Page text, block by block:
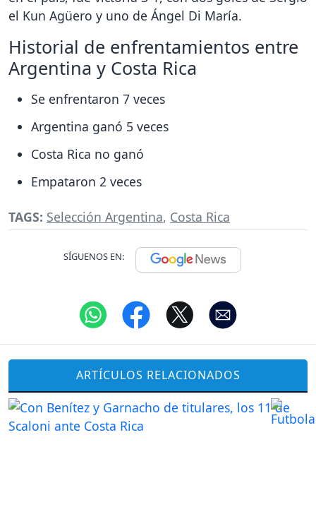
el Kun Agüero y uno de Ángel Di María.
Historial de enfrentamientos entre
Argentina y Costa Rica
Se enfrentaron 7 veces
Argentina ganó 5 veces
Costa Rica no ganó
Empataron 2 veces
TAGS: Selección Argentina, Costa Rica
SÍGUENOS EN:
ARTÍCULOS RELACIONADOS